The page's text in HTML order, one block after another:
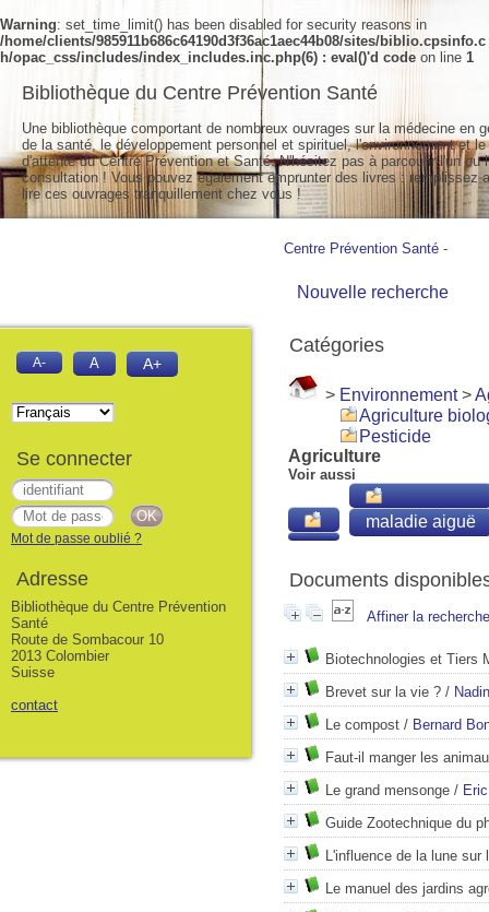
Warning: set_time_limit() has been disabled for security reasons in
/home/clients/985911b686c64190d3f36ac1aec44b08/sites/biblio.cpsinfo.c
h/opac_css/includes/index_includes.inc.php(6) : eval()'d code on line 1
Centre Prévention Santé -
Nouvelle recherche
Catégories
> Environnement>
Agriculture
Pesticide
Agriculture
Voir aussi
maladie aiguë
Documents
Affiner la recherche
Biotechnologies et Tiers
Brevet sur la vie ? /
Le compost / Bernard
Faut-il manger les
Le grand mensonge /
Guide Zootechnique du
L'influence de la lune sur
Le manuel des jardins
Bibliothèque du Centre Prévention Santé
Une bibliothèque comportant de nombreux ouvrages sur la médecine en
de la santé, le développement personnel et spirituel, l'environnement et
d'attente du Centre Prévention et Santé. N'hésitez pas à parcourir l'un
consultation ! Vous pouvez également emprunter des livres : remplissez
lire ces ouvrages tranquillement chez vous !
A- A A+
Se connecter
Mot de passe oublié ?
Adresse
Bibliothèque du Centre Prévention
Santé
Route de Sombacour 10
2013 Colombier
Suisse
contact